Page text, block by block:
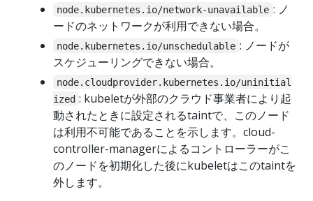
node.kubernetes.io/network-unavailable : ノ
ードのネットワークが利用できない場合。
node.kubernetes.io/unschedulable : ノードが
スケジューリングできない場合。
node.cloudprovider.kubernetes.io/uninitial
ized : kubeletが外部のクラウド事業者により起
動されたときに設定されるtaintで、このノード
は利用不可能であることを示します。cloud-
controller-managerによるコントローラーがこ
のノードを初期化した後にkubeletはこのtaintを
外します。